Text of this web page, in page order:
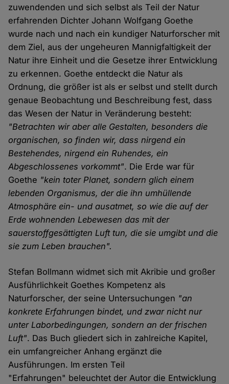
zuwendenden und sich selbst als Teil der Natur
erfahrenden Dichter Johann Wolfgang Goethe
wurde nach und nach ein kundiger Naturforscher mit
dem Ziel, aus der ungeheuren Mannigfaltigkeit der
Natur ihre Einheit und die Gesetze ihrer Entwicklung
zu erkennen. Goethe entdeckt die Natur als
Ordnung, die größer ist als er selbst und stellt durch
genaue Beobachtung und Beschreibung fest, dass
das Wesen der Natur in Veränderung besteht:
"Betrachten wir aber alle Gestalten, besonders die
organischen, so finden wir, dass nirgend ein
Bestehendes, nirgend ein Ruhendes, ein
Abgeschlossenes vorkommt". Die Erde war für
Goethe "kein toter Planet, sondern glich einem
lebenden Organismus, der die ihn umhüllende
Atmosphäre ein- und ausatmet, so wie die auf der
Erde wohnenden Lebewesen das mit der
sauerstoffgesättigten Luft tun, die sie umgibt und die
sie zum Leben brauchen".
Stefan Bollmann widmet sich mit Akribie und großer
Ausführlichkeit Goethes Kompetenz als
Naturforscher, der seine Untersuchungen "an
konkrete Erfahrungen bindet, und zwar nicht nur
unter Laborbedingungen, sondern an der frischen
Luft". Das Buch gliedert sich in zahlreiche Kapitel,
ein umfangreicher Anhang ergänzt die
Ausführungen. Im ersten Teil
"Erfahrungen" beleuchtet der Autor die Entwicklung